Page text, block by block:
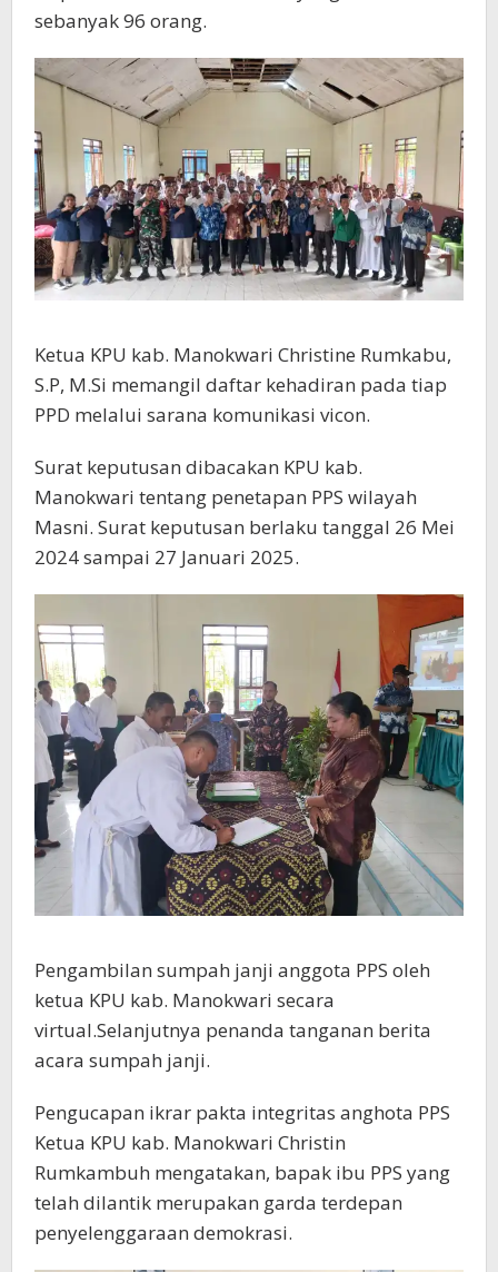
sebanyak 96 orang.
Ketua KPU kab. Manokwari Christine Rumkabu,
S.P, M.Si memangil daftar kehadiran pada tiap
PPD melalui sarana komunikasi vicon.
Surat keputusan dibacakan KPU kab.
Manokwari tentang penetapan PPS wilayah
Masni. Surat keputusan berlaku tanggal 26 Mei
2024 sampai 27 Januari 2025.
Pengambilan sumpah janji anggota PPS oleh
ketua KPU kab. Manokwari secara
virtual.Selanjutnya penanda tanganan berita
acara sumpah janji.
Pengucapan ikrar pakta integritas anghota PPS
Ketua KPU kab. Manokwari Christin
Rumkambuh mengatakan, bapak ibu PPS yang
telah dilantik merupakan garda terdepan
penyelenggaraan demokrasi.